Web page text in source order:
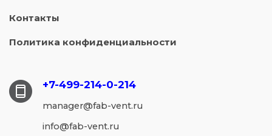
Контакты
Политика конфиденциальности
+7-499-214-0-214
manager@fab-vent.ru
info@fab-vent.ru